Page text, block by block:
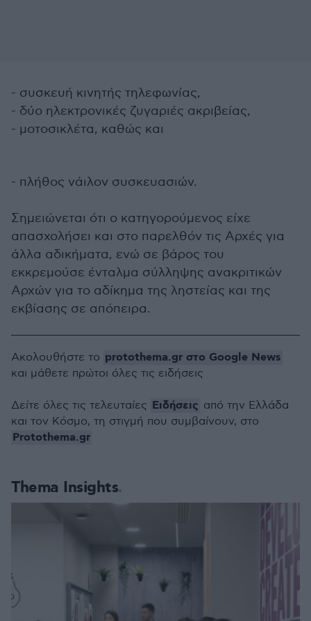
- συσκευή κινητής τηλεφωνίας,
- δύο ηλεκτρονικές ζυγαριές ακριβείας,
- μοτοσικλέτα, καθώς και
- πλήθος νάιλον συσκευασιών.
Σημειώνεται ότι ο κατηγορούμενος είχε
απασχολήσει και στο παρελθόν τις Αρχές για
άλλα αδικήματα, ενώ σε βάρος του
εκκρεμούσε ένταλμα σύλληψης ανακριτικών
Αρχών για το αδίκημα της ληστείας και της
εκβίασης σε απόπειρα.
Thema Insights
Ακολουθήστε το protothema.gr στο Google News
και μάθετε πρώτοι όλες τις ειδήσεις
Δείτε όλες τις τελευταίες Ειδήσεις από την Ελλάδα
και τον Κόσμο, τη στιγμή που συμβαίνουν, στο
Protothema.gr